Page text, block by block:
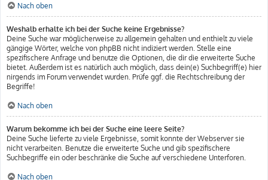
Nach oben
Weshalb erhalte ich bei der Suche keine Ergebnisse?
Deine Suche war möglicherweise zu allgemein gehalten und enthielt zu viele
gängige Wörter, welche von phpBB nicht indiziert werden. Stelle eine
spezifischere Anfrage und benutze die Optionen, die dir die erweiterte Suche
bietet. Außerdem ist es natürlich auch möglich, dass dein(e) Suchbegriff(e) hier
nirgends im Forum verwendet wurden. Prüfe ggf. die Rechtschreibung der
Begriffe!
Nach oben
Warum bekomme ich bei der Suche eine leere Seite?
Deine Suche lieferte zu viele Ergebnisse, somit konnte der Webserver sie
nicht verarbeiten. Benutze die erweiterte Suche und gib spezifischere
Suchbegriffe ein oder beschränke die Suche auf verschiedene Unterforen.
Nach oben